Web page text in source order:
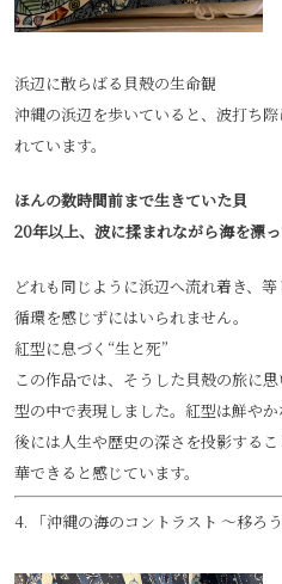
浜辺に散らばる貝殻の生命観
沖縄の浜辺を歩いていると、波打ち
れています。
ほんの数時間前まで生きていた貝
20年以上、波に揉まれながら海を漂
どれも同じように浜辺へ流れ着き、
循環を感じずにはいられません。
紅型に息づく“生と死”
この作品では、そうした貝殻の旅に
型の中で表現しました。紅型は鮮や
後には人生や歴史の深さを投影する
華できると感じています。
4. 「沖縄の海のコントラスト 〜移ろ